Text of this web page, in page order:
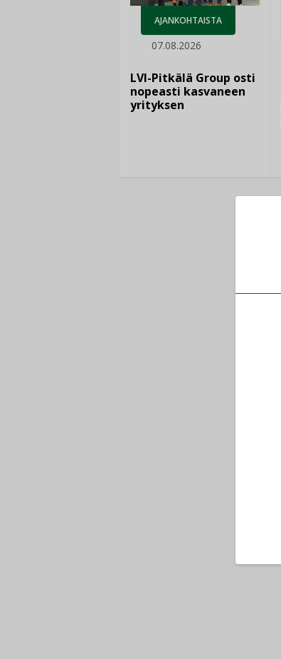
AJANKOHTAISTA
07.08.2026
LVI-Pitkälä Group osti
nopeasti kasvaneen
yrityksen